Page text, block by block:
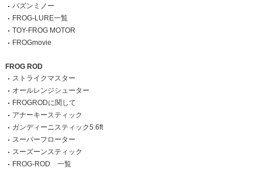
バズンミノー
FROG-LURE一覧
TOY-FROG MOTOR
FROGmovie
FROG ROD
ストライクマスター
オールレンジシューター
FROGRODに関して
アナーキースティック
ガンディーニスティック5.6ft
スーパーフローター
スーズーンスティック
FROG-ROD 一覧